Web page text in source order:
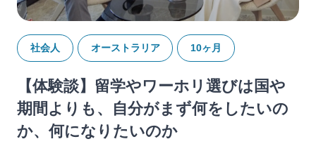
社会人 オーストラリア 10ヶ月
【体験談】留学やワーホリ選びは国や
期間よりも、自分がまず何をしたいの
か、何になりたいのか